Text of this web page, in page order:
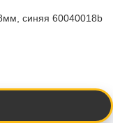
синяя 60040018b